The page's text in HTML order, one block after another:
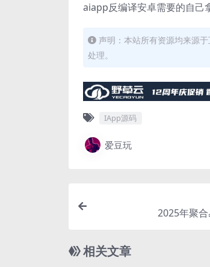
aiapp反编译安卓需要的自己
声明：本站所有资源均来源
处理。
IApp源码
爱豆玩
2025年聚
相关文章